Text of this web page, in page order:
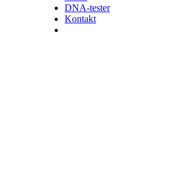
DNA-tester
Kontakt